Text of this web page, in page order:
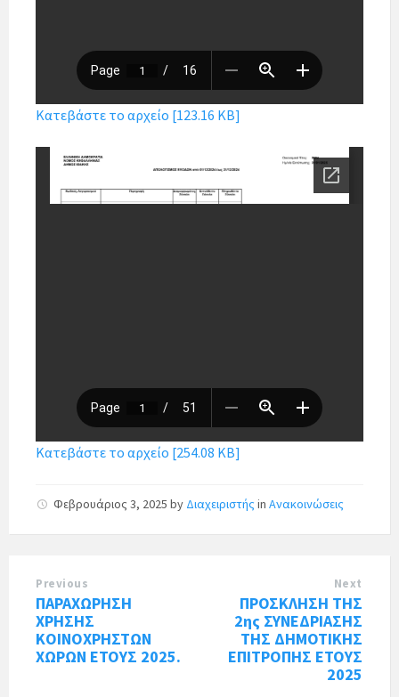
Κατεβάστε το αρχείο [123.16 KB]
Κατεβάστε το αρχείο [254.08 KB]
Φεβρουάριος 3, 2025 by Διαχειριστής in Ανακοινώσεις
Previous
ΠΑΡΑΧΩΡΗΣΗ
ΧΡΗΣΗΣ
ΚΟΙΝΟΧΡΗΣΤΩΝ
ΧΩΡΩΝ ΕΤΟΥΣ 2025.
Next
ΠΡΟΣΚΛΗΣΗ ΤΗΣ
2ης ΣΥΝΕΔΡΙΑΣΗΣ
ΤΗΣ ΔΗΜΟΤΙΚΗΣ
ΕΠΙΤΡΟΠΗΣ ΕΤΟΥΣ
2025